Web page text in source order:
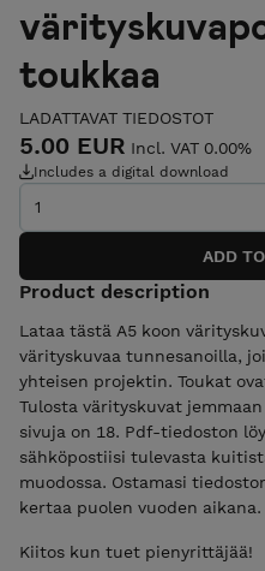
toukkaa
LADATTAVAT TIEDOSTOT
5.00 EUR Incl. VAT 0.00%
Includes a digital download
Product description
Lataa tästä A5 koon
värityskuvaa tunnesanoilla,
yhteisen projektin. Toukat
Tulosta värityskuvat
sivuja on 18. Pdf-tiedoston
sähköpostiisi tulevasta
muodossa. Ostamasi
kertaa puolen vuoden aikana.
Kiitos kun tuet pienyrittäjää!